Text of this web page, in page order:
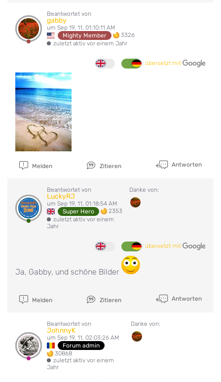
Beantwortet von
gabby
um Sep 19, 11, 01:10:11 AM
Mighty Member
3326
zuletzt aktiv vor einem Jahr
übersetzt mit
Melden Zitieren Antworten
Beantwortet von
LuckyRJ
um Sep 19, 11, 01:18:54 AM
Super Hero
2353
zuletzt aktiv vor einem
Jahr
Danke von:
übersetzt mit
Ja, Gabby, und schöne Bilder
Melden Zitieren Antworten
Beantwortet von
JohnnyK
um Sep 19, 11, 02:03:26 AM
Forum admin
30868
zuletzt aktiv vor einem
Jahr
Danke von: